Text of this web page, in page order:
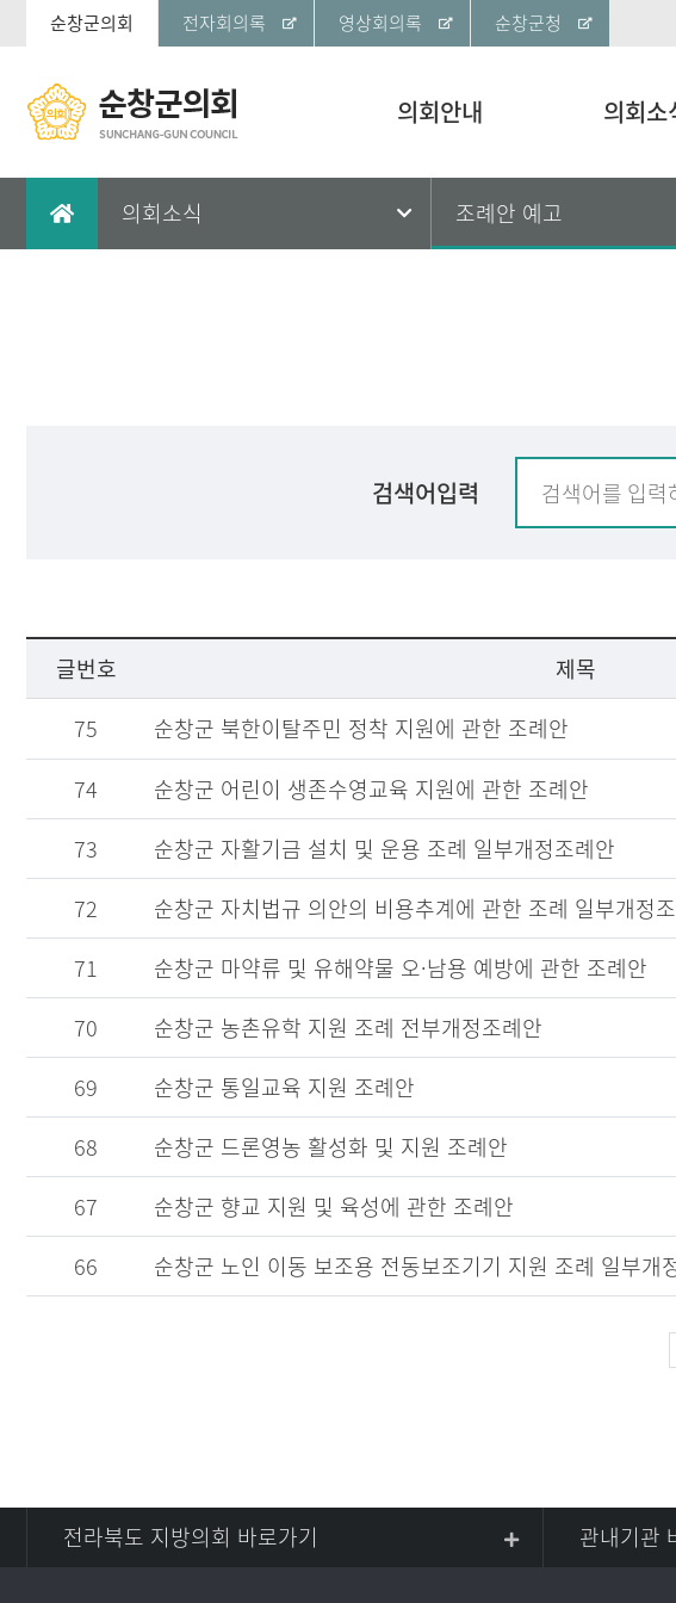
순창군의회 전자회의록 영상회의록 순창군청
의회안내 의회소
의회소식 조례안 예고
검색어입력
글번호 제목
75
순창군 북한이탈주민 정착 지원에 관한 조례안
74
순창군 어린이 생존수영교육 지원에 관한 조례안
73
순창군 자활기금 설치 및 운용 조례 일부개정조례안
72
순창군 자치법규 의안의 비용추계에 관한 조례 일부개정
71
순창군 마약류 및 유해약물 오·남용 예방에 관한 조례안
70
순창군 농촌유학 지원 조례 전부개정조례안
69
순창군 통일교육 지원 조례안
68
순창군 드론영농 활성화 및 지원 조례안
67
순창군 향교 지원 및 육성에 관한 조례안
66
순창군 노인 이동 보조용 전동보조기기 지원 조례 일부개
전라북도 지방의회 바로가기 관내기관